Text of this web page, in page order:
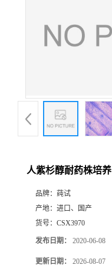
人紫杉醇耐药株培养
品牌： 莼试
产地： 进口、国产
货号： CSX3970
发布日期： 2020-06-08
更新日期： 2026-08-07